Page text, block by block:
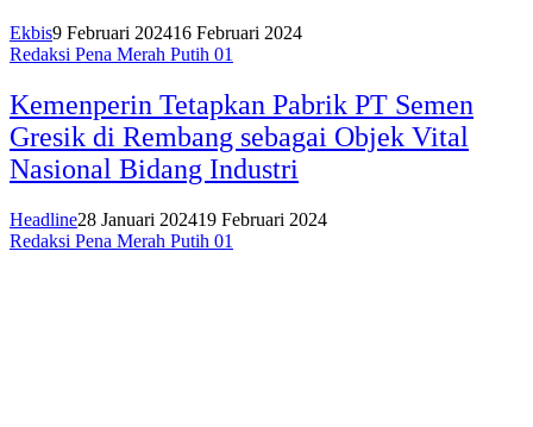
Ekbis9 Februari 202416 Februari 2024
Redaksi Pena Merah Putih 01
Kemenperin Tetapkan Pabrik PT Semen
Gresik di Rembang sebagai Objek Vital
Nasional Bidang Industri
Headline28 Januari 202419 Februari 2024
Redaksi Pena Merah Putih 01